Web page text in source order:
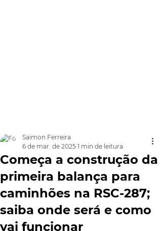
Começa a construção da
primeira balança para
caminhões na RSC-287;
saiba onde será e como
vai funcionar
Saimon Ferreira
6 de mar. de 2025 1 min de leitura